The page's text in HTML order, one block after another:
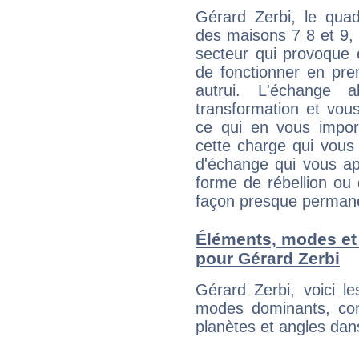
Gérard Zerbi, le
des maisons 7 8 et
secteur qui provoque
de fonctionner en
autrui. L'échange
transformation et
ce qui en vous
cette charge qui
d'échange qui vous
forme de rébellion ou
façon presque
Éléments, modes
pour Gérard Zerbi
Gérard Zerbi, voici
modes dominants,
planètes et angles